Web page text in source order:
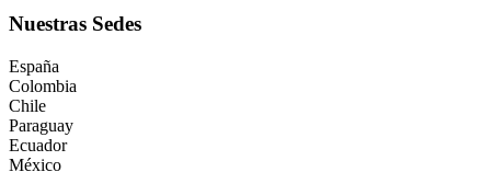
Nuestras Sedes
España
Colombia
Chile
Paraguay
Ecuador
México